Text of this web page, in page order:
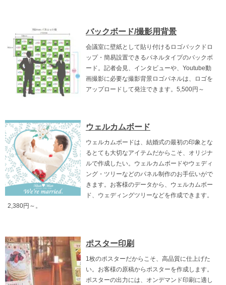
バックボード/撮影用背景
会議室に壁紙として貼り付けるロゴバックドロ
ップ・簡易設置できるパネルタイプのバックボ
ード。記者会見、インタビューや、Youtube動
画撮影に必要な撮影背景ロゴパネルは、ロゴを
アップロードして発注できます。5,500円～
ウェルカムボード
ウェルカムボードは、結婚式の最初の印象とな
るとても大切なアイテムだからこそ、オリジナ
ルで作成したい。ウェルカムボードやウェディ
ング・ツリーなどのパネル制作のお手伝いがで
きます。お客様のデータから、ウェルカムボー
ド、ウェディングツリーなどを作成できます。
2,380円～。
ポスター印刷
1枚のポスターだからこそ、高品質に仕上げた
い。お客様の原稿からポスターを作成します。
ポスターの出力には、オンデマンド印刷に適し